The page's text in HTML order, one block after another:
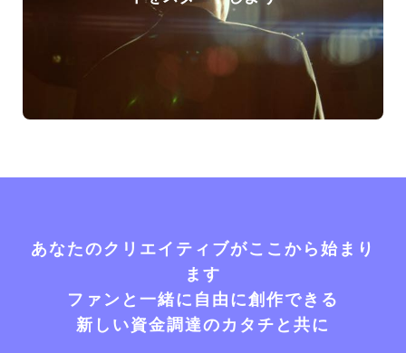
あなたのクリエイティブがここから始まり
ます
ファンと一緒に自由に創作できる
新しい資金調達のカタチと共に